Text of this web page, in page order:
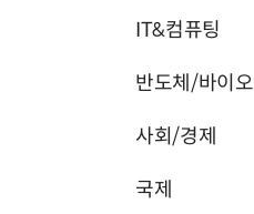
IT&컴퓨팅
반도체/바이오
사회/경제
국제